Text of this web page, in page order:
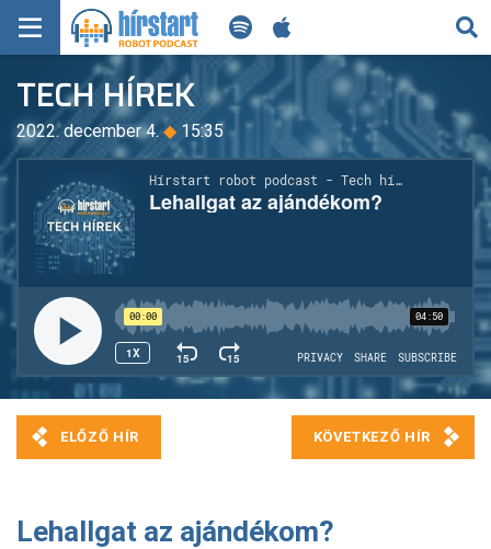
KERESÉS
KEZDŐLAP
FRISS HÍREK
TECH HÍREK
FILM-ZENE-SZÓRAKOZÁS
PLAYLIST
MI AZ A ROBOT PODCAST?
TECH HÍREK
2022. december 4.◆ 15:35
Lehallgat az ajándékom?